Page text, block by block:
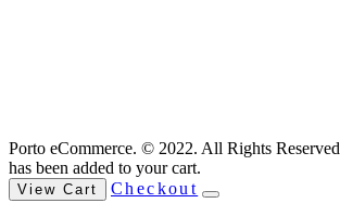
Porto eCommerce. © 2022. All Rights Reserved
has been added to your cart.
View Cart Checkout